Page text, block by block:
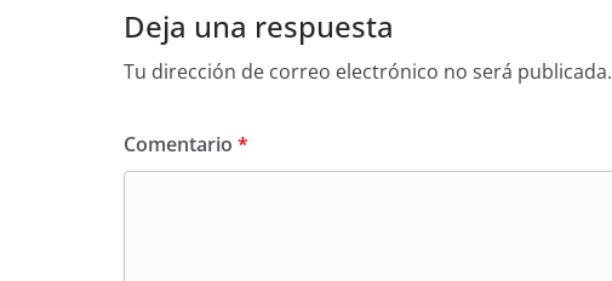
Deja una respuesta
Tu dirección de correo electrónico no será publicada.
Comentario *